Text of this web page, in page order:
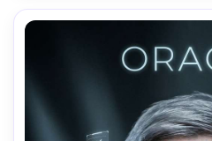
prise sur un Sony A7IV,
détaillée, un classement de
gamme, une netteté nette